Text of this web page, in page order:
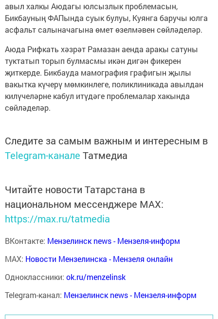
авыл халкы Аюдагы юлсызлык проблемасын,
Бикбауның ФАПында суык булуы, Куянга баручы юлга
асфальт салыначагына өмет өзелмәвен сөйләделәр.
Аюда Рифкать хәзрәт Рамазан аенда аракы сатуны
туктатып торып булмасмы икән дигән фикерен
җиткерде. Бикбауда мамография графигын җылы
вакытка күчерү мөмкинлеге, поликлиникада авылдан
килүчеләрне кабул итүдәге проблемалар хакында
сөйләделәр.
Следите за самым важным и интересным в
Telegram-канале Татмедиа
Читайте новости Татарстана в
национальном мессенджере MАХ:
https://max.ru/tatmedia
ВКонтакте: Мензелинск news - Мензеля-информ
MAX: Новости Мензелинска - Мензеля онлайн
Одноклассники: ok.ru/menzelinsk
Telegram-канал: Мензелинск news - Мензеля-информ